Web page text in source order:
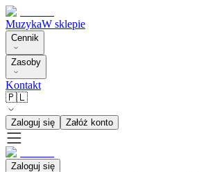
MuzykaW sklepie
Cennik
Zasoby
Kontakt
🇵🇱
Zaloguj się Załóż konto
Zaloguj się